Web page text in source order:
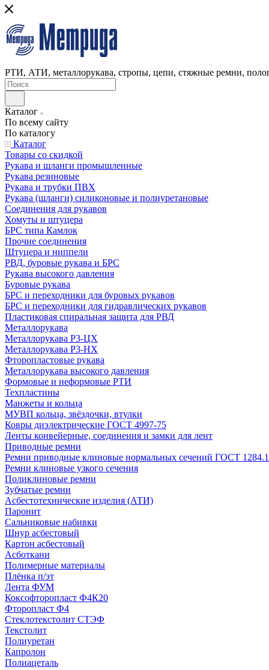
РТИ, АТИ, металлорукава, стропы, цепи, стяжные ремни,
Каталог
По всему сайту
По каталогу
Каталог
Товары со скидкой
Рукава и шланги промышленные
Рукава резиновые
Рукава и трубки ПВХ
Рукава (шланги) силиконовые и полиуретановые
Соединения для рукавов
Хомуты и штуцера
БРС типа Камлок
Прочие соединения
Штуцера и ниппели
РВД, буровые рукава и БРС
Рукава высокого давления
Буровые рукава
БРС и переходники для буровых рукавов
БРС и переходники для гидравлических рукавов
Пластиковая спиральная защита для РВД
Металлорукава
Металлорукава Р3-ЦХ
Металлорукава Р3-НХ
Фторопластовые рукава
Металлорукава высокого давления
Формовые и неформовые РТИ
Техпластины
Манжеты и кольца
МУВП кольца, звёздочки, втулки
Ковры диэлектрические ГОСТ 4997-75
Ленты конвейерные, соединения и замки для лент
Приводные ремни
Ремни приводные клиновые нормальных сечений ГОСТ
Ремни клиновые узкого сечения
Поликлиновые ремни
Зубчатые ремни
Асбестотехнические изделия (АТИ)
Паронит
Сальниковые набивки
Шнур асбестовый
Картон асбестовый
Асботкани
Полимерные материалы
Плёнка п/эт
Лента ФУМ
Коксофторопласт Ф4К20
Фторопласт Ф4
Стеклотекстолит СТЭФ
Текстолит
Полиуретан
Капролон
Полиацеталь